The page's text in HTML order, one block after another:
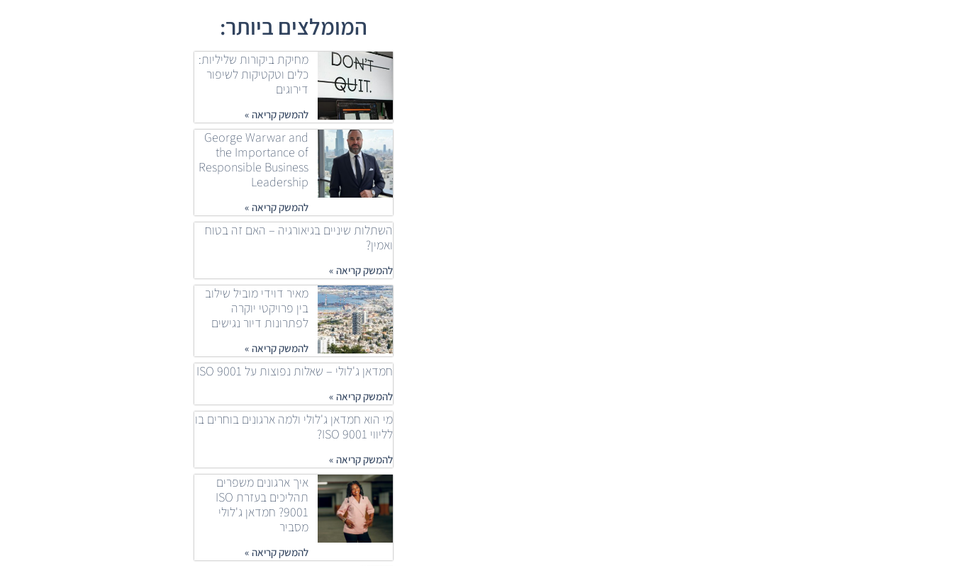
המומלצים ביותר:
מחיקת ביקורות שליליות:
כלים וטקטיקות לשיפור
דירוגים
להמשק קריאה »
George Warwar and
the Importance of
Responsible Business
Leadership
להמשק קריאה »
השתלות שיניים בגיאורגיה – האם זה בטוח
ואמין?
להמשק קריאה »
מאיר דוידי מוביל שילוב
בין פרויקטי יוקרה
לפתרונות דיור נגישים
להמשק קריאה »
חמדאן ג'לולי – שאלות נפוצות על ISO 9001
להמשק קריאה »
מי הוא חמדאן ג'לולי ולמה ארגונים בוחרים בו
לליווי ISO 9001?
להמשק קריאה »
איך ארגונים משפרים
תהליכים בעזרת ISO
9001? חמדאן ג'לולי
מסביר
להמשק קריאה »